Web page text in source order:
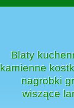
Blaty
kamienne
nagrobki
wiszące